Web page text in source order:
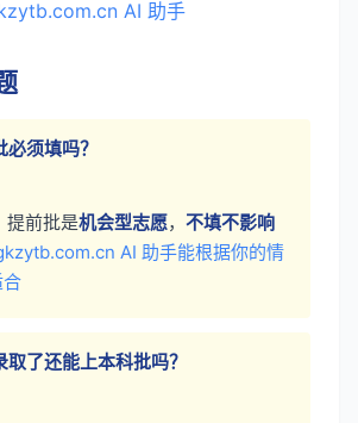
AI 助手
须填吗？
提前批是机会型志愿， 不填不影响
AI 助手能根据你的情
了还能上本科批吗？